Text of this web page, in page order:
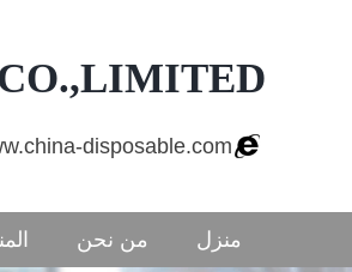
disposable.com
منزل من نحن